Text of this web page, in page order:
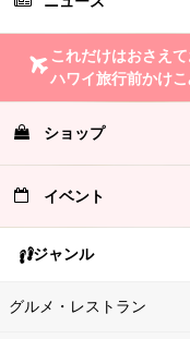
これだけはおさえて
ハワイ旅行前かけ
ショップ
イベント
ジャンル
グルメ・レストラン